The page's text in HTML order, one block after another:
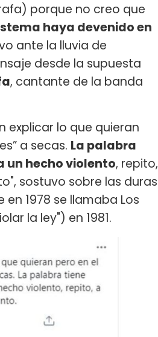
porque no creo que
haya devenido en
ante la lluvia de
desde la supuesta
, cantante de la banda
explicar lo que quieran
a secas. La palabra
un hecho violento, repito,
sostuvo sobre las duras
1978 se llamaba Los
la ley") en 1981.